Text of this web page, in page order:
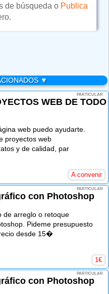
de búsqueda o Publica
▼
PARTICULAR
WEB DE TODO
web puedo ayudarte.
proyectos web
y de calidad, par
A convenir
PARTICULAR
con Photoshop
de arreglo o retoque
Pideme presupuesto
desde 15�
1€
PARTICULAR
con Photoshop